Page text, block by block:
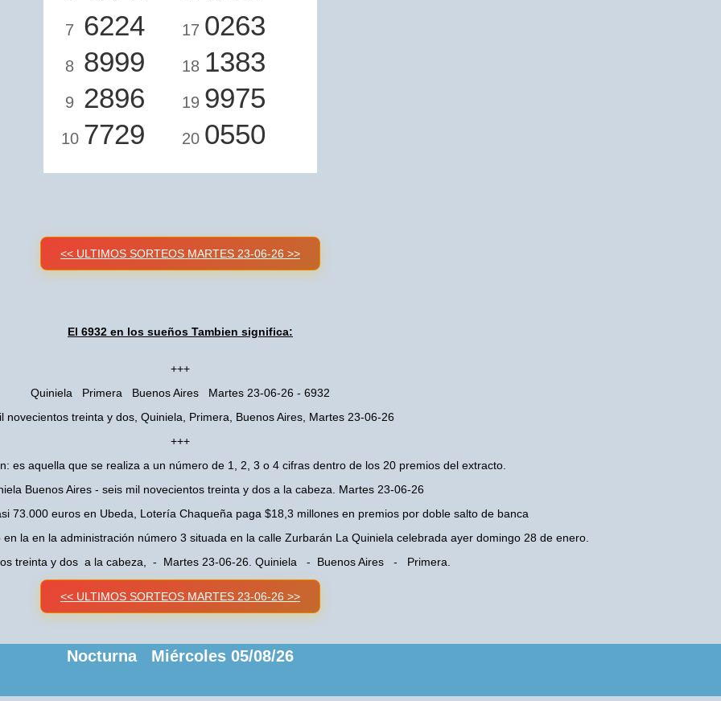
7 6224
8 8999
9 2896
10 7729
17 0263
18 1383
19 9975
20 0550
<< ULTIMOS SORTEOS MARTES 23-06-26 >>
El 6932 en los sueños Tambien significa:
+++
Quiniela Primera Buenos Aires Martes 23-06-26 - 6932
novecientos treinta y dos, Quiniela, Primera, Buenos Aires, Martes 23-06-26
+++
es aquella que se realiza a un número de 1, 2, 3 o 4 cifras dentro de los 20 premios del extracto.
Buenos Aires - seis mil novecientos treinta y dos a la cabeza. Martes 23-06-26
73.000 euros en Ubeda, Lotería Chaqueña paga $18,3 millones en premios por doble salto de banca
la en la administración número 3 situada en la calle Zurbarán La Quiniela celebrada ayer domingo 28 de enero.
treinta y dos a la cabeza, - Martes 23-06-26. Quiniela - Buenos Aires - Primera.
<< ULTIMOS SORTEOS MARTES 23-06-26 >>
Nocturna Miércoles 05/08/26